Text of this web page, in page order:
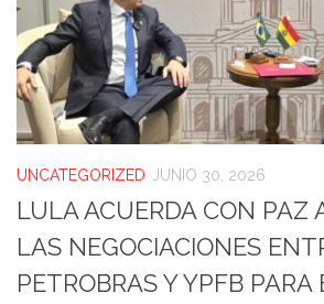
UNCATEGORIZED JUNIO 30, 2026
LULA ACUERDA CON PAZ
LAS NEGOCIACIONES
PETROBRAS Y YPFB PARA